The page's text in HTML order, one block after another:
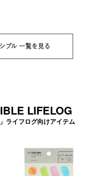
ブル 一覧を見る
LIFELOG
ライフログ向けアイテム